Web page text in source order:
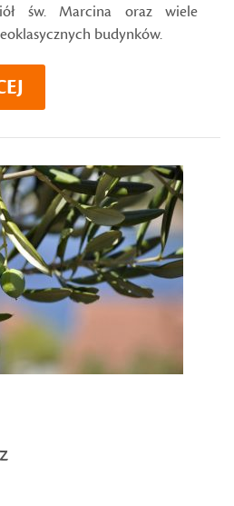
św. Marcina oraz wiele
budynków.